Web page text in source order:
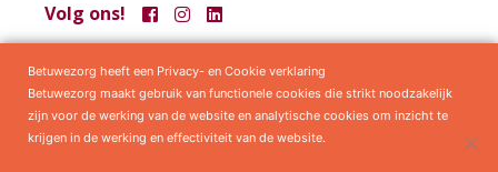
Volg ons!
Samenwerkingen Privacy statement Algemene voorwaarden
Betuwezorg heeft een Privacy- en Cookie verklaring
Betuwezorg maakt gebruik van functionele cookies die strikt noodzakelijk
zijn voor de werking van de website en analytische cookies om inzicht te
krijgen in de werking en effectiviteit van de website.